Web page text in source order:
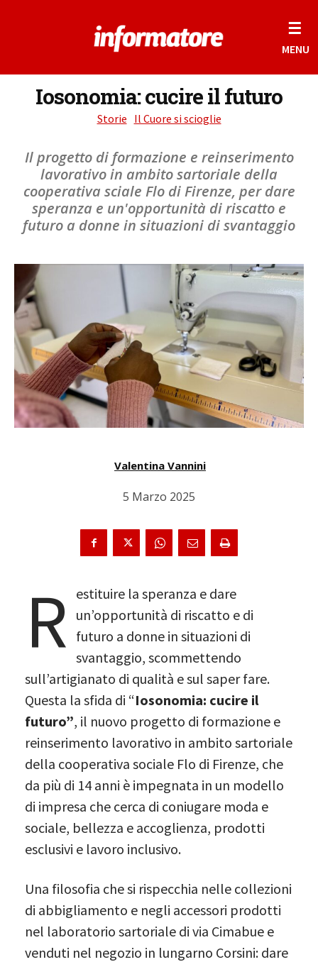
☰
MENU
Iosonomia: cucire il futuro
Storie Il Cuore si scioglie
Il progetto di formazione e reinserimento
lavorativo in ambito sartoriale della
cooperativa sciale Flo di Firenze, per dare
speranza e un'opportunità di riscatto e
futuro a donne in situazioni di svantaggio
Valentina Vannini
5 Marzo 2025
R estituire la speranza e dare
un’opportunità di riscatto e di
futuro a donne in situazioni di
svantaggio, scommettendo
sull’artigianato di qualità e sul saper fare.
Questa la sfida di “Iosonomia: cucire il
futuro”, il nuovo progetto di formazione e
reinserimento lavorativo in ambito sartoriale
della cooperativa sociale Flo di Firenze, che
da più di 14 anni è impegnata in un modello
di impresa che cerca di coniugare moda e
sociale, bellezza e accoglienza, prodotti
esclusivi e lavoro inclusivo.
Una filosofia che si rispecchia nelle collezioni
di abbigliamento e negli accessori prodotti
nel laboratorio sartoriale di via Cimabue e
venduti nel negozio in lungarno Corsini: dare